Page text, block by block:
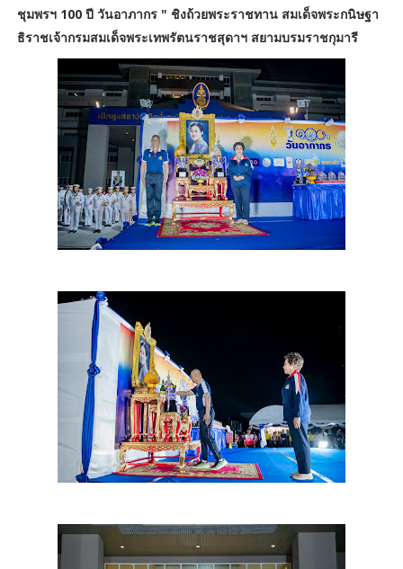
ชุมพรฯ 100 ปี วันอาภากร " ชิงถ้วยพระราชทาน สมเด็จพระกนิษฐา
ธิราชเจ้ากรมสมเด็จพระเทพรัตนราชสุดาฯ สยามบรมราชกุมารี